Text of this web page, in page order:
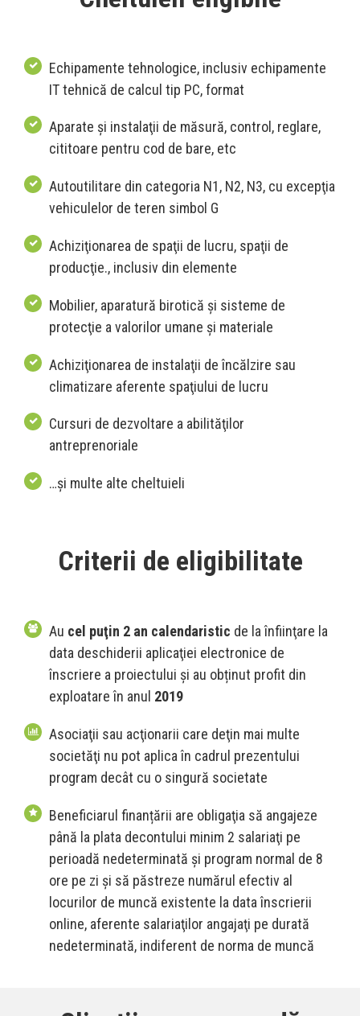
Echipamente tehnologice, inclusiv echipamente
IT tehnică de calcul tip PC, format
Aparate şi instalaţii de măsură, control, reglare,
cititoare pentru cod de bare, etc
Autoutilitare din categoria N1, N2, N3, cu excepţia
vehiculelor de teren simbol G
Achiziţionarea de spaţii de lucru, spaţii de
producţie., inclusiv din elemente
Mobilier, aparatură birotică şi sisteme de
protecţie a valorilor umane şi materiale
Achiziţionarea de instalaţii de încălzire sau
climatizare aferente spaţiului de lucru
Cursuri de dezvoltare a abilităţilor
antreprenoriale
…și multe alte cheltuieli
Criterii de eligibilitate
Au cel puţin 2 an calendaristic de la înfiinţare la
data deschiderii aplicaţiei electronice de
înscriere a proiectului și au obținut profit din
exploatare în anul 2019
Asociaţii sau acţionarii care deţin mai multe
societăţi nu pot aplica în cadrul prezentului
program decât cu o singură societate
Beneficiarul finanțării are obligaţia să angajeze
până la plata decontului minim 2 salariaţi pe
perioadă nedeterminată şi program normal de 8
ore pe zi şi să păstreze numărul efectiv al
locurilor de muncă existente la data înscrierii
online, aferente salariaţilor angajaţi pe durată
nedeterminată, indiferent de norma de muncă